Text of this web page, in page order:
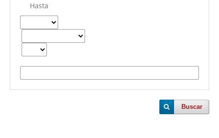
Hasta
Buscar